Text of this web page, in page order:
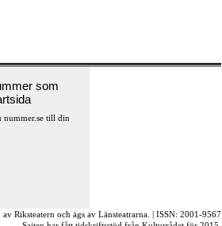
som
nummer.se till din
Riksteatern och ägs av Länsteatrarna. | ISSN: 2001-9567